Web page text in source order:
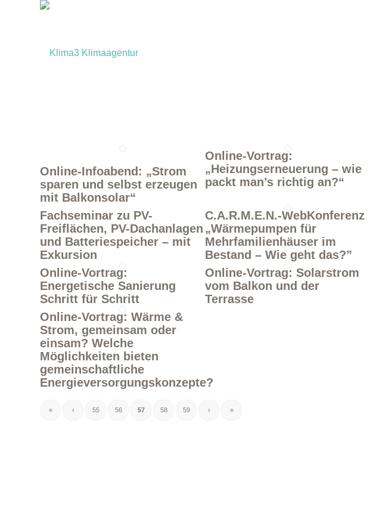
Online-Infoabend: „Strom
sparen und selbst erzeugen
mit Balkonsolar“
Online-Vortrag:
„Heizungserneuerung – wie
packt man’s richtig an?“
Fachseminar zu PV-
Freiflächen, PV-Dachanlagen
und Batteriespeicher – mit
Exkursion
C.A.R.M.E.N.-WebKonferenz
„Wärmepumpen für
Mehrfamilienhäuser im
Bestand – Wie geht das?”
Online-Vortrag:
Energetische Sanierung
Schritt für Schritt
Online-Vortrag: Solarstrom
vom Balkon und der
Terrasse
Online-Vortrag: Wärme &
Strom, gemeinsam oder
einsam? Welche
Möglichkeiten bieten
gemeinschaftliche
Energieversorgungskonzepte?
« ‹ 55 56 57 58 59 › »